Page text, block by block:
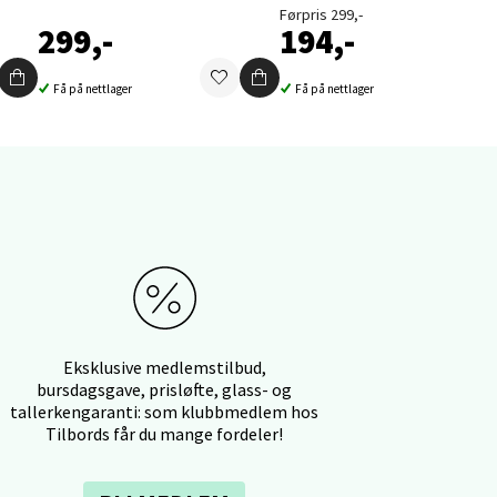
299,-
Få på nettlager
Førpris 299,-
194,-
Få på nettlager
Eksklusive medlemstilbud,
bursdagsgave, prisløfte, glass- og
tallerkengaranti: som klubbmedlem hos
Tilbords får du mange fordeler!